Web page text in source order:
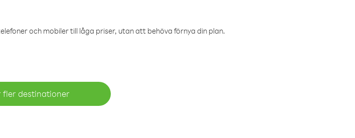
och mobiler till låga priser, utan att behöva förnya din plan.
fler destinationer